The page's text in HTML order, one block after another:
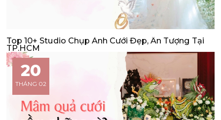
Top 10+ Studio Chụp Ảnh Cưới Đẹp, Ấn Tượng Tại
TP.HCM
20
THÁNG 02